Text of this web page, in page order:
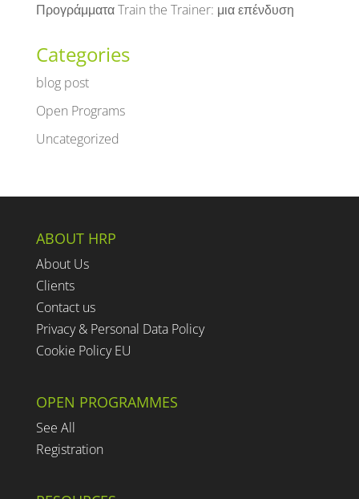
Προγράμματα Train the Trainer: μια επένδυση
Categories
blog post
Open Programs
Uncategorized
ABOUT HRP
About Us
Clients
Contact us
Privacy & Personal Data Policy
Cookie Policy EU
OPEN PROGRAMMES
See All
Registration